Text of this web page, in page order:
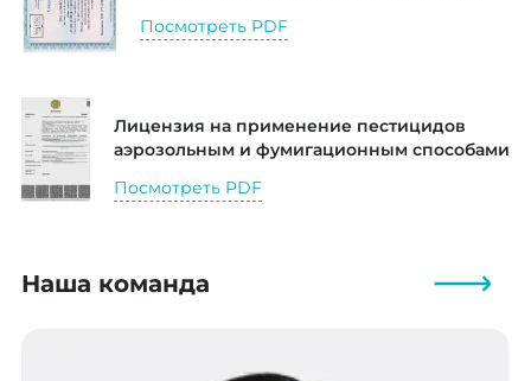
Посмотреть PDF
Лицензия на применение пестицидов
аэрозольным и фумигационным способами
Посмотреть PDF
Наша команда